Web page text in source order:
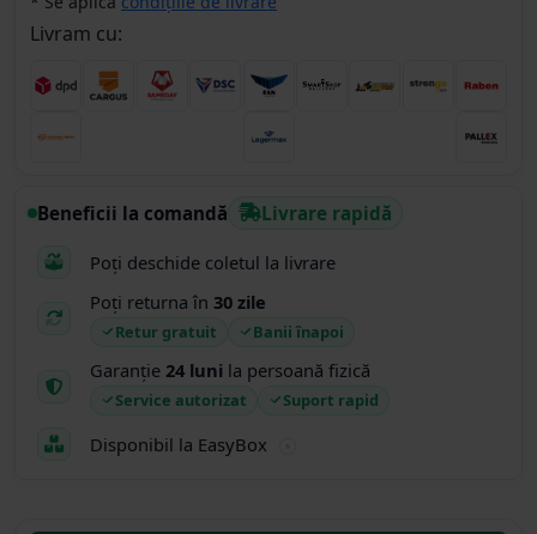
Livram cu:
Beneficii la comandă Livrare rapidă
Poți deschide coletul la livrare
Poți returna în 30 zile
Retur gratuit Banii înapoi
Garanție 24 luni la persoană fizică
Service autorizat Suport rapid
Disponibil la EasyBox